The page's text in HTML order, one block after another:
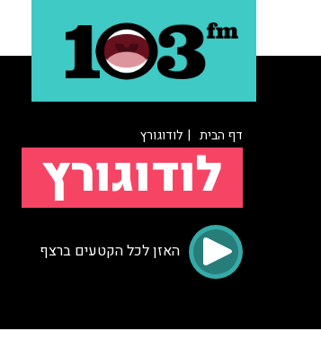
דף הבית | לודוגורץ
לודוגורץ
האזן לכל הקטעים ברצף